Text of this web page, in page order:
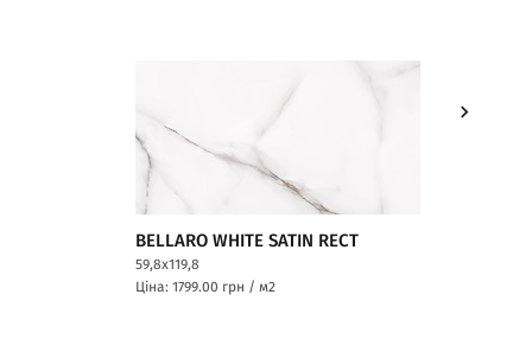
BELLARO WHITE SATIN RECT
59,8x119,8
Ціна: 1799.00 грн / м2